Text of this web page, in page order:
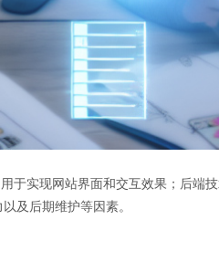
实现网站界面和交互效果；后端技
及后期维护等因素。